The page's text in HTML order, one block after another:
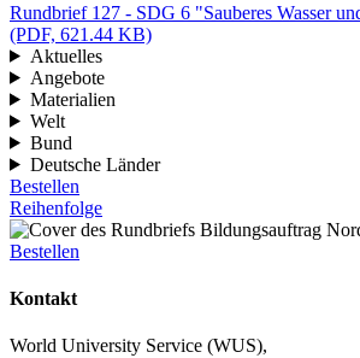
Rundbrief 127 - SDG 6 "Sauberes Wasser
(PDF, 621.44 KB)
Aktuelles
Angebote
Materialien
Welt
Bund
Deutsche Länder
Bestellen
Reihenfolge
Bestellen
Kontakt
World University Service (WUS),